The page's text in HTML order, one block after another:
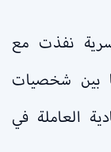
نفذت مع
بين شخصيات
العاملة في